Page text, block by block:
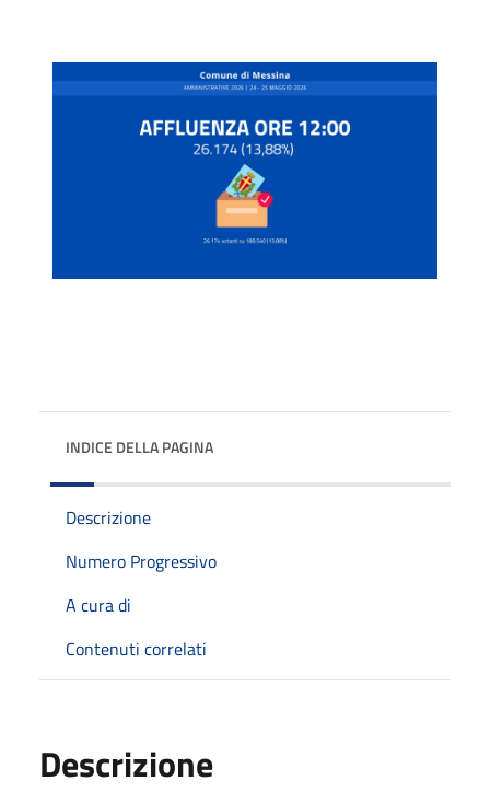
INDICE DELLA PAGINA
Descrizione
Numero Progressivo
A cura di
Contenuti correlati
Descrizione